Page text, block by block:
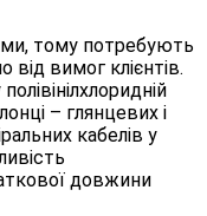
тому потребують
від вимог клієнтів.
– глянцевих і
кабелів у
довжини